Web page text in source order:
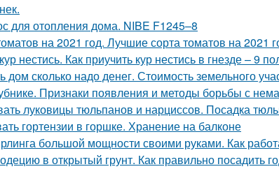
для отопления дома. NIBE F1245–8
на 2021 год. Лучшие сорта томатов на 2021
нестись. Как приучить кур нестись в гнезде – 9
дом сколько надо денег. Стоимость земельного
Признаки появления и методы борьбы с
луковицы тюльпанов и нарциссов. Посадка
гортензии в горшке. Хранение на балконе
большой мощности своими руками. Как
в открытый грунт. Как правильно посадить